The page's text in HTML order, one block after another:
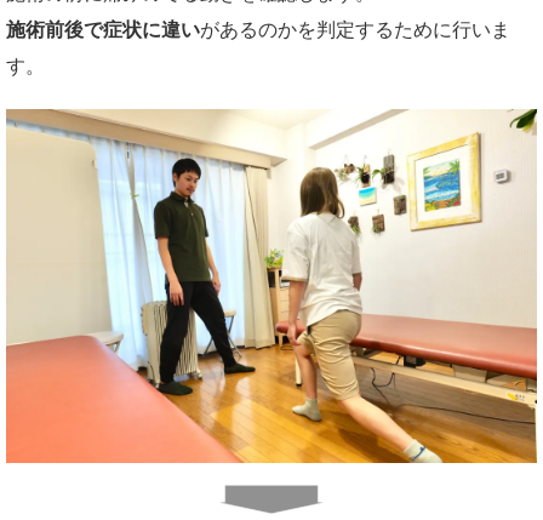
施術前後で症状に違いがあるのかを判定するために行いま
す。